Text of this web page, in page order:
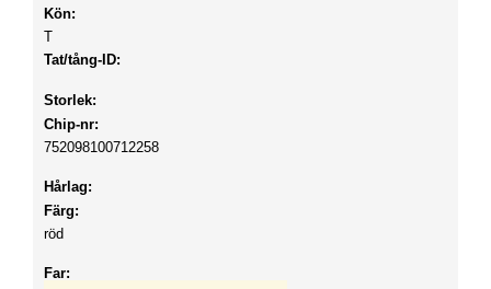
Kön:
T
Tat/tång-ID:
Storlek:
Chip-nr:
752098100712258
Hårlag:
Färg:
röd
Far: